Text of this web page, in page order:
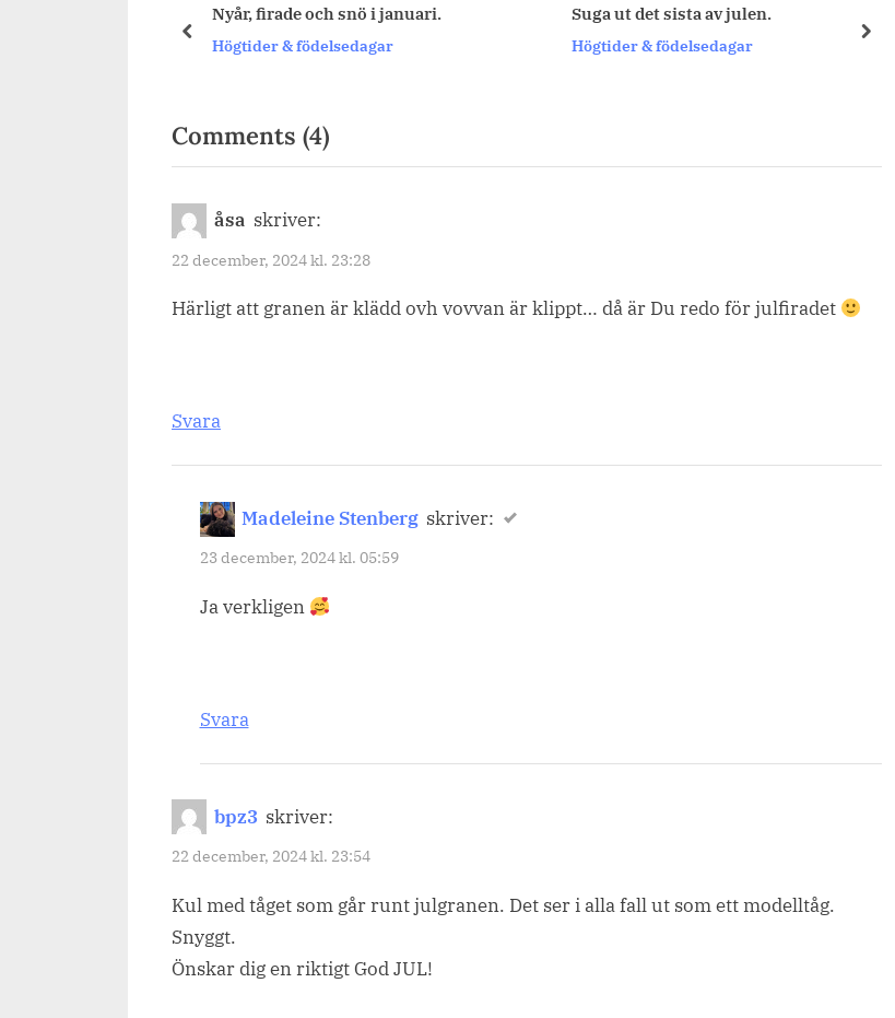
Nyår, firade och snö i januari.
Högtider & födelsedagar
Suga ut det sista av julen.
Högtider & födelsedagar
prev next
Comments (4)
“Julgranen
julfixad.”
åsa skriver:
22 december, 2024 kl. 23:28
Härligt att granen är klädd ovh vovvan är klippt… då är Du redo för julfiradet
Svara
Madeleine Stenberg skriver:
23 december, 2024 kl. 05:59
Ja verkligen
Svara
bpz3 skriver:
22 december, 2024 kl. 23:54
Kul med tåget som går runt julgranen. Det ser i alla fall ut som ett modelltåg.
Snyggt.
Önskar dig en riktigt God JUL!